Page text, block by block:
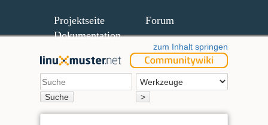
Projektseite
Forum
Dokumentation
zum Inhalt springen
Suche >